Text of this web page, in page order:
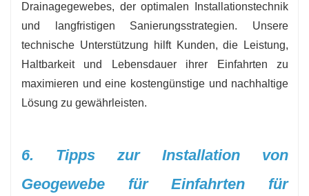
Drainagegewebes, der optimalen Installationstechnik
und langfristigen Sanierungsstrategien. Unsere
technische Unterstützung hilft Kunden, die Leistung,
Haltbarkeit und Lebensdauer ihrer Einfahrten zu
maximieren und eine kostengünstige und nachhaltige
Lösung zu gewährleisten.
6. Tipps zur Installation von
Geogewebe für Einfahrten für